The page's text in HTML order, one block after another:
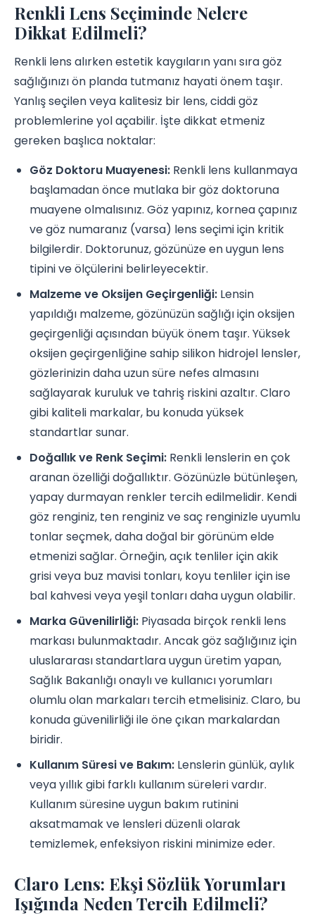
Renkli Lens Seçiminde Nelere
Dikkat Edilmeli?
Renkli lens alırken estetik kaygıların yanı sıra göz
sağlığınızı ön planda tutmanız hayati önem taşır.
Yanlış seçilen veya kalitesiz bir lens, ciddi göz
problemlerine yol açabilir. İşte dikkat etmeniz
gereken başlıca noktalar:
Göz Doktoru Muayenesi: Renkli lens kullanmaya
başlamadan önce mutlaka bir göz doktoruna
muayene olmalısınız. Göz yapınız, kornea çapınız
ve göz numaranız (varsa) lens seçimi için kritik
bilgilerdir. Doktorunuz, gözünüze en uygun lens
tipini ve ölçülerini belirleyecektir.
Malzeme ve Oksijen Geçirgenliği: Lensin
yapıldığı malzeme, gözünüzün sağlığı için oksijen
geçirgenliği açısından büyük önem taşır. Yüksek
oksijen geçirgenliğine sahip silikon hidrojel lensler,
gözlerinizin daha uzun süre nefes almasını
sağlayarak kuruluk ve tahriş riskini azaltır. Claro
gibi kaliteli markalar, bu konuda yüksek
standartlar sunar.
Doğallık ve Renk Seçimi: Renkli lenslerin en çok
aranan özelliği doğallıktır. Gözünüzle bütünleşen,
yapay durmayan renkler tercih edilmelidir. Kendi
göz renginiz, ten renginiz ve saç renginizle uyumlu
tonlar seçmek, daha doğal bir görünüm elde
etmenizi sağlar. Örneğin, açık tenliler için akik
grisi veya buz mavisi tonları, koyu tenliler için ise
bal kahvesi veya yeşil tonları daha uygun olabilir.
Marka Güvenilirliği: Piyasada birçok renkli lens
markası bulunmaktadır. Ancak göz sağlığınız için
uluslararası standartlara uygun üretim yapan,
Sağlık Bakanlığı onaylı ve kullanıcı yorumları
olumlu olan markaları tercih etmelisiniz. Claro, bu
konuda güvenilirliği ile öne çıkan markalardan
biridir.
Kullanım Süresi ve Bakım: Lenslerin günlük, aylık
veya yıllık gibi farklı kullanım süreleri vardır.
Kullanım süresine uygun bakım rutinini
aksatmamak ve lensleri düzenli olarak
temizlemek, enfeksiyon riskini minimize eder.
Claro Lens: Ekşi Sözlük Yorumları
Işığında Neden Tercih Edilmeli?